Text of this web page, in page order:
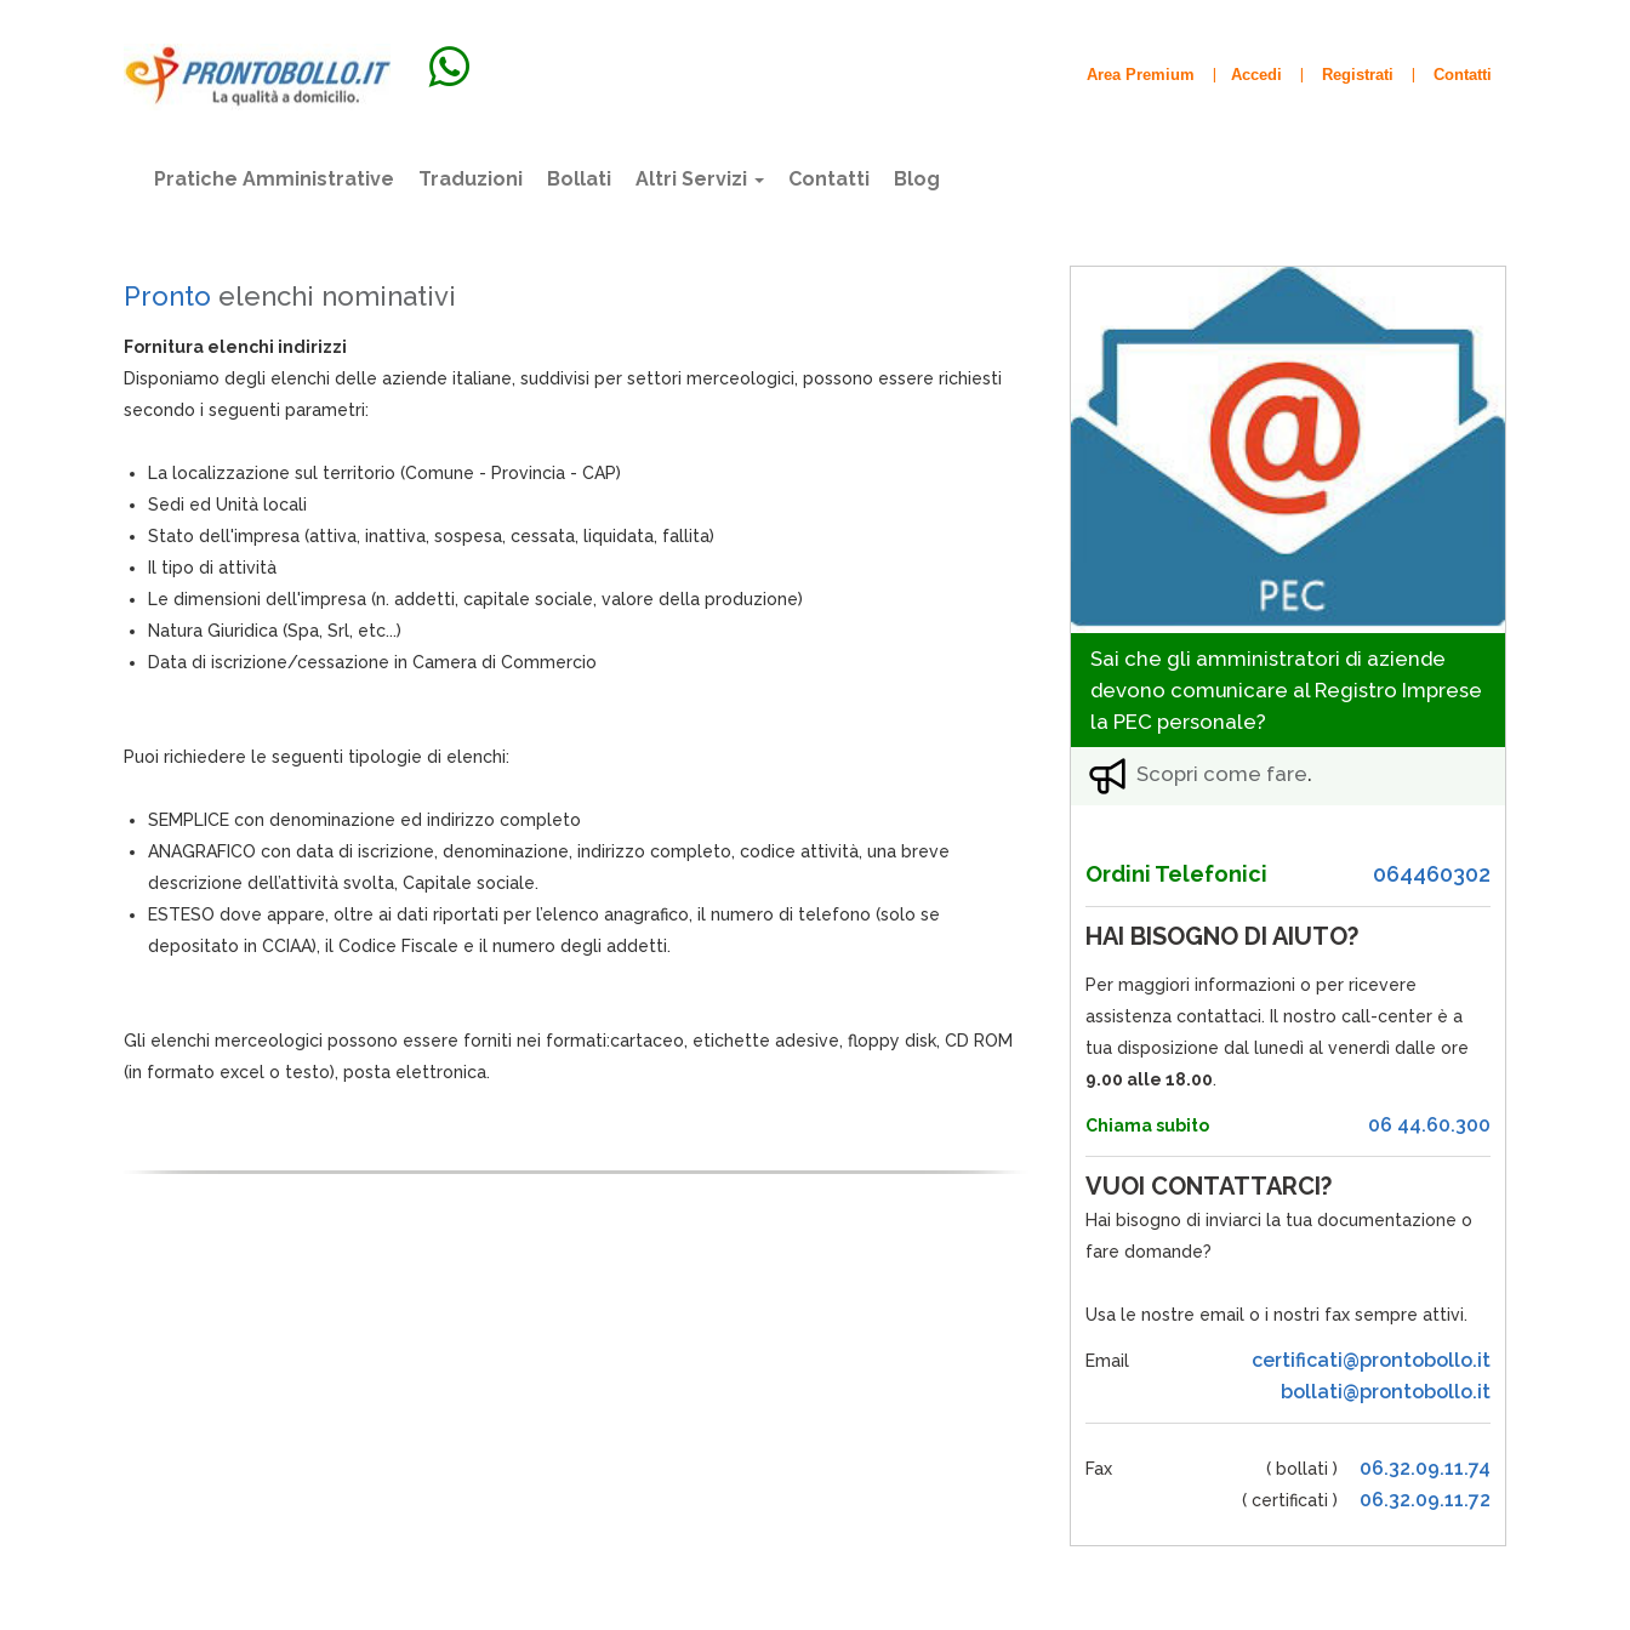
Area Premium Accedi Registrati Contatti
Pratiche Amministrative Traduzioni Bollati Altri Servizi Contatti Blog
Pronto elenchi nominativi
Fornitura elenchi indirizzi
Disponiamo degli elenchi delle aziende italiane, suddivisi per settori merceologici, possono essere richiesti
secondo i seguenti parametri:
La localizzazione sul territorio (Comune - Provincia - CAP)
Sedi ed Unità locali
Stato dell'impresa (attiva, inattiva, sospesa, cessata, liquidata, fallita)
Il tipo di attività
Le dimensioni dell'impresa (n. addetti, capitale sociale, valore della produzione)
Natura Giuridica (Spa, Srl, etc...)
Data di iscrizione/cessazione in Camera di Commercio
Puoi richiedere le seguenti tipologie di elenchi:
SEMPLICE con denominazione ed indirizzo completo
ANAGRAFICO con data di iscrizione, denominazione, indirizzo completo, codice attività, una breve
descrizione dell’attività svolta, Capitale sociale.
ESTESO dove appare, oltre ai dati riportati per l’elenco anagrafico, il numero di telefono (solo se
depositato in CCIAA), il Codice Fiscale e il numero degli addetti.
Gli elenchi merceologici possono essere forniti nei formati:cartaceo, etichette adesive, floppy disk, CD ROM
(in formato excel o testo), posta elettronica.
Sai che gli amministratori di aziende
devono comunicare al Registro Imprese
la PEC personale?
Scopri come fare.
Ordini Telefonici 064460302
HAI BISOGNO DI AIUTO?
Per maggiori informazioni o per ricevere
assistenza contattaci. Il nostro call-center è a
tua disposizione dal lunedì al venerdì dalle ore
9.00 alle 18.00.
Chiama subito 06 44.60.300
VUOI CONTATTARCI?
Hai bisogno di inviarci la tua documentazione o
fare domande?
Usa le nostre email o i nostri fax sempre attivi.
Email
certificati@prontobollo.it
bollati@prontobollo.it
Fax 06.32.09.11.74
( bollati )
06.32.09.11.72
( certificati )